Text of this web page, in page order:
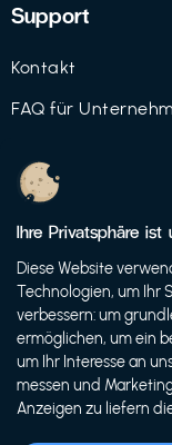
Support
Kontakt
FAQ für
Datenschutz
© 2021 FutureBens
Ihre Privatsphäre ist
Diese Website
Technologien, um Ihr
verbessern: um
ermöglichen, um ein
um Ihr Interesse an
messen und
Anzeigen zu liefern